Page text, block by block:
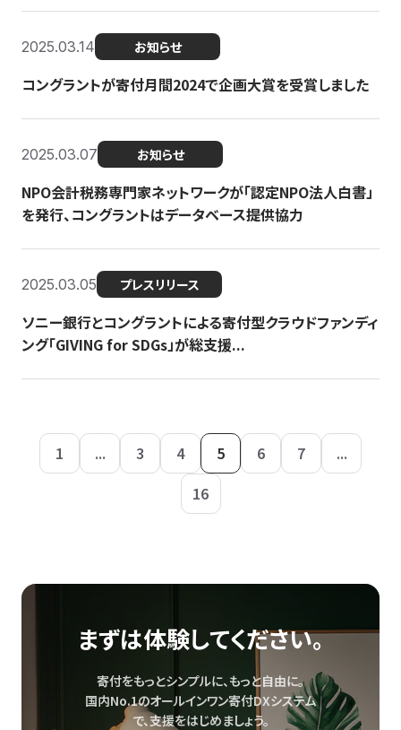
2025.03.14 お知らせ
コングラントが寄付月間2024で企画大賞を受賞しました
2025.03.07 お知らせ
NPO会計税務専門家ネットワークが「認定NPO法人白書」
を発行、コングラントはデータベース提供協力
2025.03.05 プレスリリース
ソニー銀行とコングラントによる寄付型クラウドファンディ
ング「GIVING for SDGs」が総支援...
1 ... 3 4 5 6 7
...
16
まずは体験してください。
寄付をもっとシンプルに、もっと自由に。
国内No.1のオールインワン寄付DXシステム
で、支援をはじめましょう。